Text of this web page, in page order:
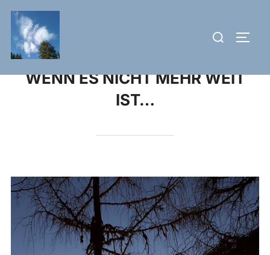
Skip
content
Search
WENN ES NICHT MEHR WEIT
IST…